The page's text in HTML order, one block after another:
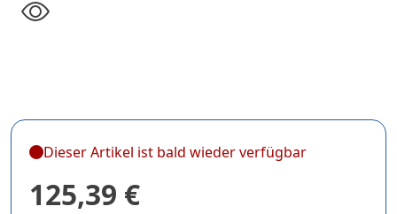
Dieser Artikel ist bald wieder verfügbar
125,39 €